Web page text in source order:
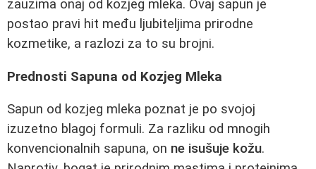
zauzima onaj od kozjeg mleka. Ovaj sapun je
postao pravi hit među ljubiteljima prirodne
kozmetike, a razlozi za to su brojni.
Prednosti Sapuna od Kozjeg Mleka
Sapun od kozjeg mleka poznat je po svojoj
izuzetno blagoj formuli. Za razliku od mnogih
konvencionalnih sapuna, on ne isušuje kožu.